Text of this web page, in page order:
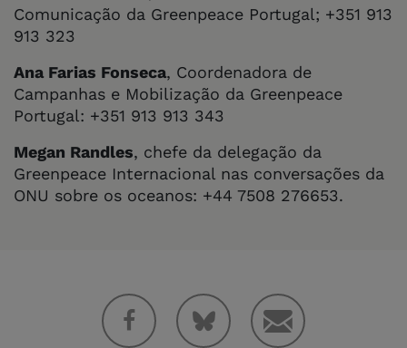
Comunicação da Greenpeace Portugal; +351 913
913 323
Ana Farias Fonseca, Coordenadora de
Campanhas e Mobilização da Greenpeace
Portugal: +351 913 913 343
Megan Randles, chefe da delegação da
Greenpeace Internacional nas conversações da
ONU sobre os oceanos: +44 7508 276653.